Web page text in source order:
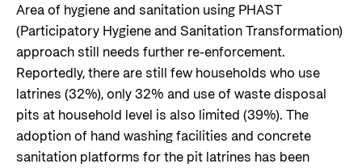
Area of hygiene and sanitation using PHAST
(Participatory Hygiene and Sanitation Transformation)
approach still needs further re-enforcement.
Reportedly, there are still few households who use
latrines (32%), only 32% and use of waste disposal
pits at household level is also limited (39%). The
adoption of hand washing facilities and concrete
sanitation platforms for the pit latrines has been